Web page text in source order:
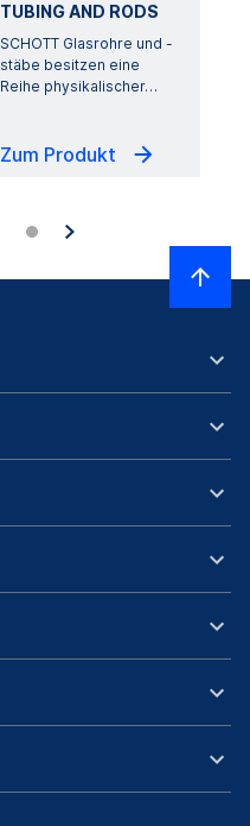
TUBING AND RODS
SCHOTT Glasrohre und -
stäbe besitzen eine
Reihe physikalischer…
Zum Produkt